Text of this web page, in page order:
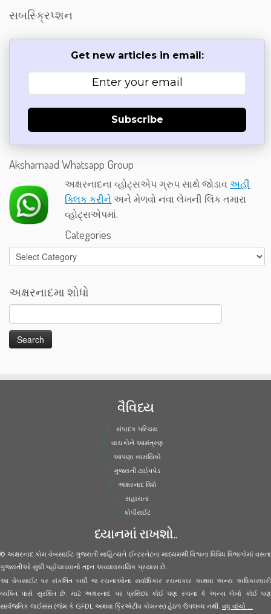
સબસ્ક્રિપ્શન
Get new articles in email:
Subscribe
Aksharnaad Whatsapp Group
અક્ષરનાદના વ્હોટ્સએપ ગ્રુપ સાથે જોડાવઅહીં
ક્લિક કરીને અને મેળવો નવા લેખની લિંક તમારા
વ્હોટ્સએપમાં.
Categories
Categories
અક્ષરનાદમા શોધો
વૈવિધ્ય
સંપાદક પરિચય
વાચકોને આમંત્રણ
આપણા સામયિકો
ગુજરાતી ટાઈપપેડ
અક્ષરનાદ વિશે
સહાયતા
કોપીરાઈટ
ધ્યાનમાં રાખશો..
© અક્ષરનાદ.કોમ વેબસાઈટ ગુજરાતી સાહિત્યને ઈન્ટરનેટના માધ્યમથી વિશ્વના વિવિધ વિભાગોમાં વસતા
ગુજરાતીઓ સુધી પહોંચાડવાનો તદ્દન અવ્યાવસાયિક પ્રયાસ છે.
આ વેબસાઈટ પર સંકલિત બધી જ રચનાઓના સર્વાધિકાર રચનાકાર અથવા અન્ય અધિકારધારી
વ્યક્તિ પાસે સુરક્ષિત છે. માટે અક્ષરનાદ પર પ્રસિધ્ધ કોઈ પણ રચના કે અન્ય લેખો કોઈ પણ
સાર્વજનિક લાઈસંસ (જેમ કે GFDL અથવા ક્રિએટીવ કોમન્સ) હેઠળ ઉપલબ્ધ નથી. વધુ વાંચો ...